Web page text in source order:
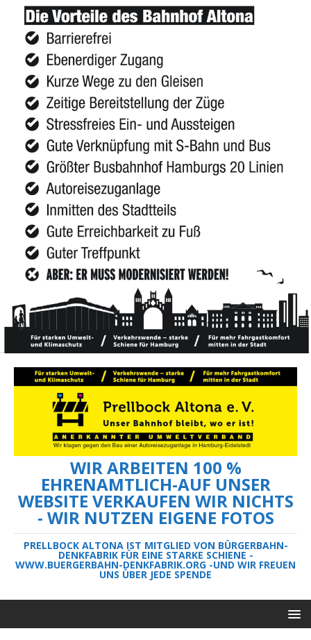
WIR ARBEITEN 100 %
EHRENAMTLICH-AUF UNSER
WEBSITE VERKAUFEN WIR NICHTS
- WIR NUTZEN EIGENE FOTOS
PRELLBOCK ALTONA IST MITGLIED VON BÜRGERBAHN-
DENKFABRIK FÜR EINE STARKE SCHIENE -
WWW.BUERGERBAHN-DENKFABRIK.ORG -UND WIR FREUEN
UNS ÜBER JEDE SPENDE